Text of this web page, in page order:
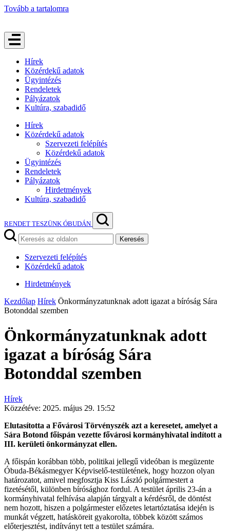
Tovább a tartalomra
Hírek
Közérdekű adatok
Ügyintézés
Rendeletek
Pályázatok
Kultúra, szabadidő
Hírek
Közérdekű adatok
Szervezeti felépítés
Közérdekű adatok
Ügyintézés
Rendeletek
Pályázatok
Hirdetmények
Kultúra, szabadidő
RENDET TESZÜNK ÓBUDÁN
Keresés
Szervezeti felépítés
Közérdekű adatok
Hirdetmények
Kezdőlap Hírek Önkormányzatunknak adott igazat a bíróság Sára
Botonddal szemben
Önkormányzatunknak adott
igazat a bíróság Sára
Botonddal szemben
Hírek
Közzétéve: 2025. május 29. 15:52
Elutasította a Fővárosi Törvényszék azt a keresetet, amelyet a
Sára Botond főispán vezette fővárosi kormányhivatal indított a
III. kerületi önkormányzat ellen.
A főispán korábban több, politikai jellegű videóban is megüzente
Óbuda-Békásmegyer Képviselő-testületének, hogy hozzon olyan
határozatot, amivel megfosztja Kiss László polgármestert a
fizetésétől, különben bírósághoz fordul. A testület április 23-án a
kormányhivatal felhívása alapján tárgyalt a kérdésről, de döntést
nem hozott, hiszen a polgármester előzetes letartóztatása idején is
munkát végzett, hatásköreit gyakorolta, többek között számos
előterjesztést, indítványt tett a testület számára.